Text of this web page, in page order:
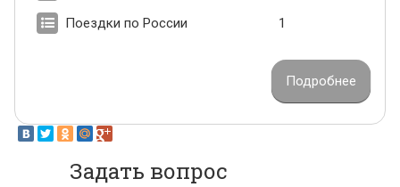
Поездки по России 1
Подробнее
Задать вопрос